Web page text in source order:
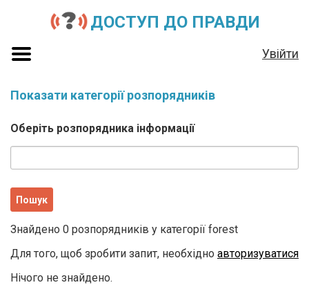
ДОСТУП ДО ПРАВДИ
Увійти
Показати категорії розпорядників
Оберіть розпорядника інформації
Знайдено 0 розпорядників у категорії forest
Для того, щоб зробити запит, необхідно авторизуватися
Нічого не знайдено.